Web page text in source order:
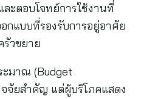
ะตอบโจทย์การใช้งานที่
กแบบที่รองรับการอยู่อาศัย
รัวขยาย
ะมาณ (Budget
จัยสำคัญ แต่ผู้บริโภคแสดง